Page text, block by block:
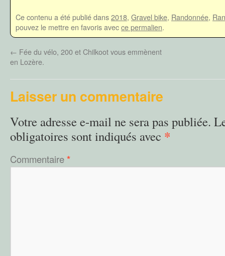
Ce contenu a été publié dans2018, Gravel bike, Randonnée,
pouvez le mettre en favoris avecce permalien.
← Fée du vélo, 200 et Chilkoot vous emmènent
en Lozère.
Laisser un commentaire
Votre adresse e-mail ne sera pas publiée.
obligatoires sont indiqués avec *
Commentaire*